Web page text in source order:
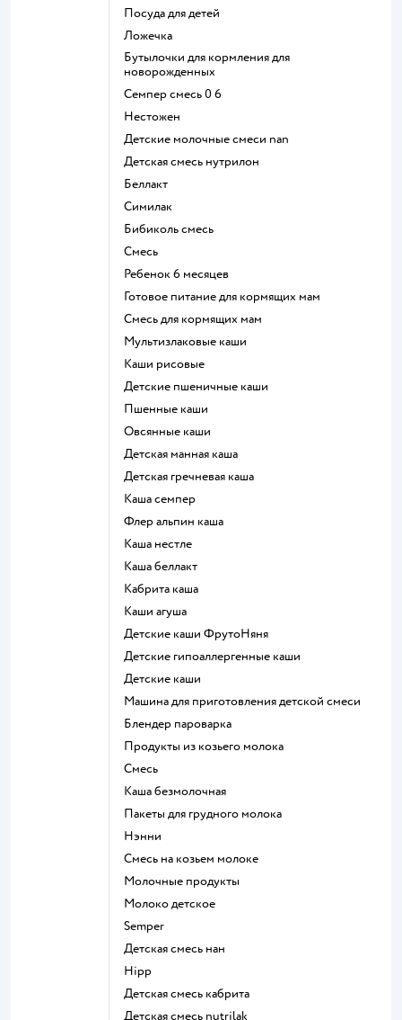
посуда для детей
ложечка
бутылочки для кормления для
новорожденных
семпер смесь 0 6
нестожен
Детские молочные смеси nan
детская смесь нутрилон
беллакт
симилак
бибиколь смесь
смесь
ребенок 6 месяцев
готовое питание для кормящих мам
смесь для кормящих мам
Мультизлаковые каши
Каши рисовые
Детские пшеничные каши
Пшенные каши
овсянные каши
детская манная каша
детская гречневая каша
каша семпер
флер альпин каша
каша нестле
каша беллакт
кабрита каша
каши агуша
Детские каши ФрутоНяня
Детские гипоаллергенные каши
детские каши
машина для приготовления детской смеси
блендер пароварка
продукты из козьего молока
смесь
каша безмолочная
пакеты для грудного молока
нэнни
смесь на козьем молоке
молочные продукты
молоко детское
semper
детская смесь нан
hipp
детская смесь кабрита
детская смесь nutrilak